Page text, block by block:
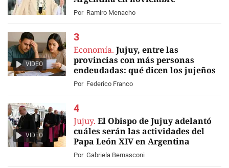
Por Ramiro Menacho
VIDEO
Economía. Jujuy, entre las
provincias con más personas
endeudadas: qué dicen los jujeños
Por Federico Franco
VIDEO
Jujuy. El Obispo de Jujuy adelantó
cuáles serán las actividades del
Papa León XIV en Argentina
Por Gabriela Bernasconi